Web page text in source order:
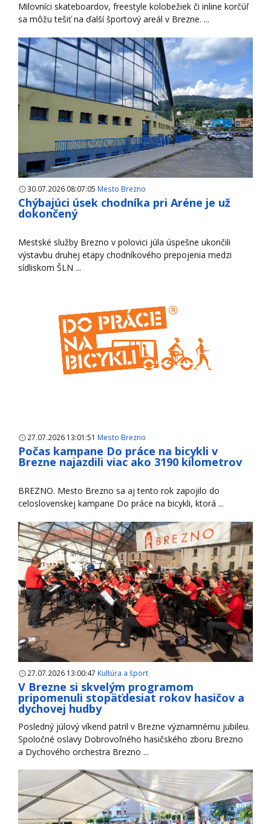
Milovníci skateboardov, freestyle kolobežiek či inline korčúľ
sa môžu tešiť na ďalší športový areál v Brezne. ...
30.07.2026 08:07:05 Mesto Brezno
Chýbajúci úsek chodníka pri Aréne je už
dokončený
Mestské služby Brezno v polovici júla úspešne ukončili
výstavbu druhej etapy chodníkového prepojenia medzi
sídliskom ŠLN ...
27.07.2026 13:01:51 Mesto Brezno
Počas kampane Do práce na bicykli v
Brezne najazdili viac ako 3190 kilometrov
BREZNO. Mesto Brezno sa aj tento rok zapojilo do
celoslovenskej kampane Do práce na bicykli, ktorá ...
27.07.2026 13:00:47 Kultúra a šport
V Brezne si skvelým programom
pripomenuli stopäťdesiat rokov hasičov a
dychovej hudby
Posledný júlový víkend patril v Brezne významnému jubileu.
Spoločné oslavy Dobrovoľného hasičského zboru Brezno
a Dychového orchestra Brezno ...